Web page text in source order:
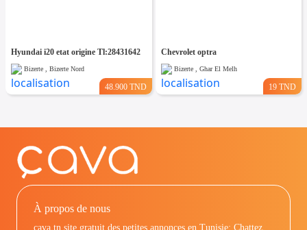
Hyundai i20 etat origine Tl:28431642
Bizerte , Bizerte Nord
48.900 TND
Chevrolet optra
Bizerte , Ghar El Melh
19 TND
À propos de nous
cava.tn site gratuit des petites annonces en Tunisie: Chattez,